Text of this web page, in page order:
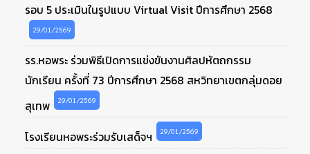
รอบ 5 ประเมินในรูปแบบ Virtual Visit ปีการศึกษา 2568
29/01/2569
รร.หอพระ ร่วมพิธีเปิดการแข่งขันงานศิลปหัตถกรรม
นักเรียน ครั้งที่ 73 ปีการศึกษา 2568 สหวิทยาเขตกลุ่มดอย
สุเทพ
29/01/2569
โรงเรียนหอพระร่วมรับเสด็จฯ 29/01/2569